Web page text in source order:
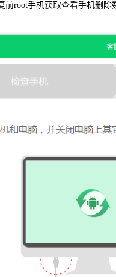
安卓
可恢复微信，通话记
WIN版下载
root手机获取查看手机删